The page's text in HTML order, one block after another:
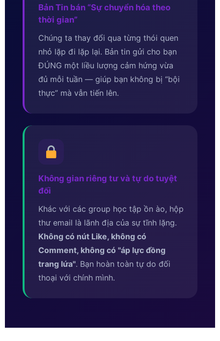
Bản Tin bán “Sự chuyển hóa theo
thời gian”
Chúng ta thay đổi qua từng thói quen
nhỏ lặp đi lặp lại. Bản tin gửi cho bạn
ĐÚNG một liều lượng cảm hứng vừa
đủ mỗi tuần — giúp bạn không bị “bội
thực” mà vẫn tiến lên.
Không gian riêng tư và tự do tuyệt
đối
Khác với các group học tập ồn ào, hộp
thư email là lãnh địa của sự tĩnh lặng.
Không có nút Like, không có
Comment, không có ''áp lực đồng
trang lứa''. Bạn hoàn toàn tự do đối
thoại với chính mình.